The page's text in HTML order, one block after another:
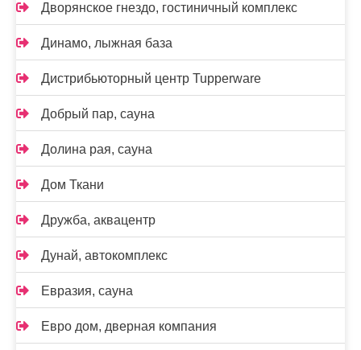
Дворянское гнездо, гостиничный комплекс
Динамо, лыжная база
Дистрибьюторный центр Tupperware
Добрый пар, сауна
Долина рая, сауна
Дом Ткани
Дружба, аквацентр
Дунай, автокомплекс
Евразия, сауна
Евро дом, дверная компания